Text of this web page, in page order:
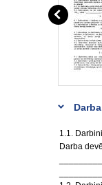
1.1.
Darba